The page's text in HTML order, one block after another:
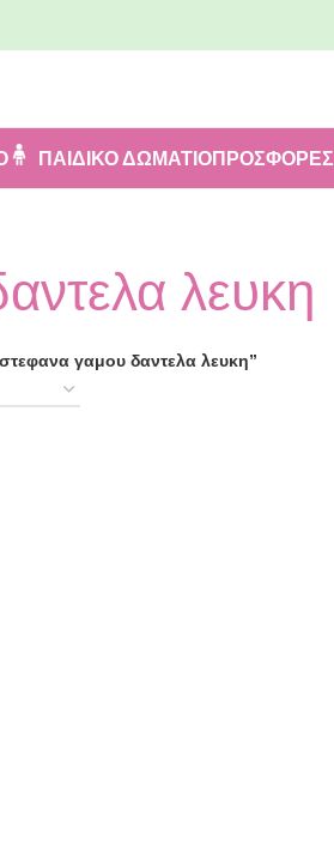
ΠΑΙΔΙΚΟ ΔΩΜΑΤΙΟΠΡΟΣΦΟΡΈΣ
λευκη
γαμου δαντελα λευκη”